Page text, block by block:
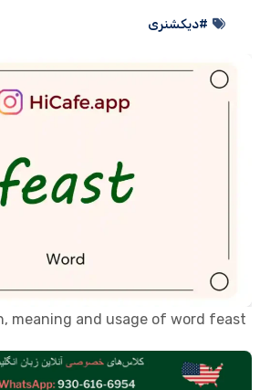
#دیکشنری
meaning and usage of word feast